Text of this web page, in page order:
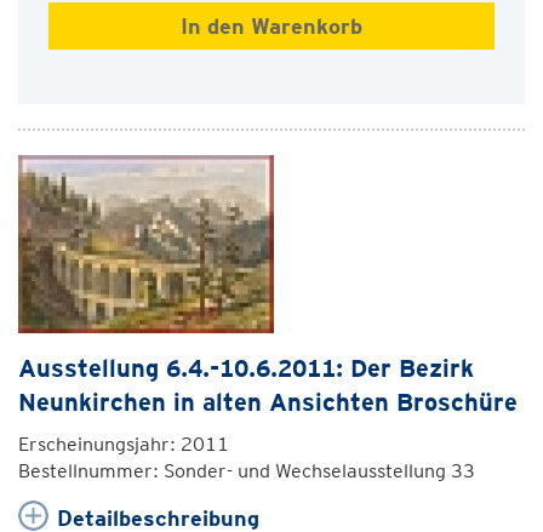
Ausstellung 6.4.-10.6.2011: Der Bezirk
Neunkirchen in alten Ansichten Broschüre
Erscheinungsjahr: 2011
Bestellnummer: Sonder- und Wechselausstellung 33
Detailbeschreibung